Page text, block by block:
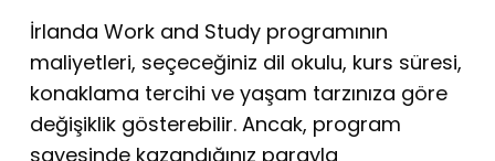
İrlanda Work and Study programının
maliyetleri, seçeceğiniz dil okulu, kurs süresi,
konaklama tercihi ve yaşam tarzınıza göre
değişiklik gösterebilir. Ancak, program
sayesinde kazandığınız parayla